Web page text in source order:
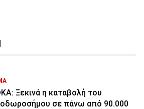
Ξεκινά η καταβολή του
σε πάνω από 90.000